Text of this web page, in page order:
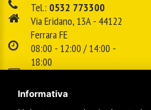
Tel.: 0532 773300
Via Eridano, 13A - 44122
Ferrara FE
08:00 - 12:00 / 14:00 -
18:00
info@cspsrl.biz
Informativa